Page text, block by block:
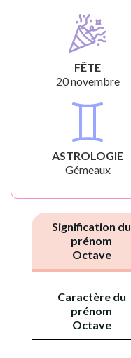
FÊTE
20 novembre
ASTROLOGIE
Gémeaux
Signification du
prénom
Octave
Caractère du
prénom
Octave